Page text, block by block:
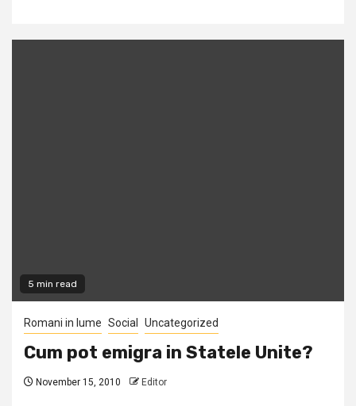
5 min read
Romani in lume Social Uncategorized
Cum pot emigra in Statele Unite?
November 15, 2010 Editor